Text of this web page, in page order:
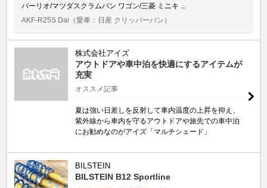
パーリオ/マツダスクラムバン ワゴン/三菱 ミニキ ...
AKF-R25S Dai （愛車：日産 クリッパーバン）
株式会社アイズ
アウトドアや車中泊を快適にするアイテムが
充実
オススメ記事
夏は強い日差しを反射して車内温度の上昇を抑え、
紫外線から車内を守るアウトドアや旅先での車中泊
にお勧めなのがアイズ「マルチシェード」
BILSTEIN
BILSTEIN B12 Sportline